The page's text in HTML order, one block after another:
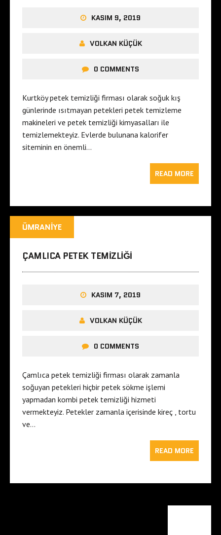
KASIM 9, 2019
VOLKAN KÜÇÜK
0 COMMENTS
Kurtköy petek temizliği firması olarak soğuk kış
günlerinde ısıtmayan petekleri petek temizleme
makineleri ve petek temizliği kimyasalları ile
temizlemekteyiz. Evlerde bulunana kalorifer
siteminin en önemli…
READ MORE
ÜMRANIYE
ÇAMLICA PETEK TEMIZLIĞI
KASIM 7, 2019
VOLKAN KÜÇÜK
0 COMMENTS
Çamlıca petek temizliği firması olarak zamanla
soğuyan petekleri hiçbir petek sökme işlemi
yapmadan kombi petek temizliği hizmeti
vermekteyiz. Petekler zamanla içerisinde kireç , tortu
ve…
READ MORE